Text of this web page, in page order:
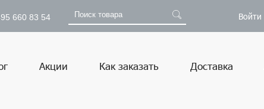
660 83 54 Войти
Акции Как заказать Доставка